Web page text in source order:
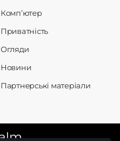
Комп’ютер
Приватність
Огляди
Новини
Партнерські матеріали